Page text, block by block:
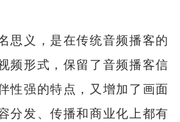
思义，是在传统音频播客的
频形式，保留了音频播客信
性强的特点，又增加了画面
分发、传播和商业化上都有